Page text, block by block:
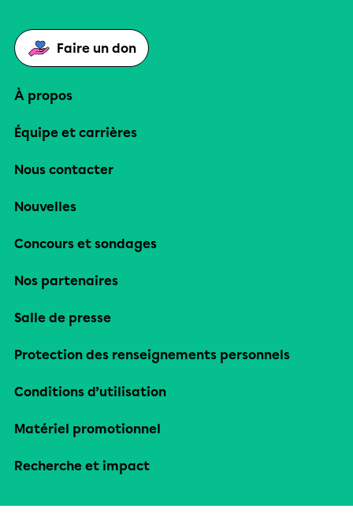
Faire un don
À propos
Équipe et carrières
Nous contacter
Nouvelles
Concours et sondages
Nos partenaires
Salle de presse
Protection des renseignements personnels
Conditions d’utilisation
Matériel promotionnel
Recherche et impact